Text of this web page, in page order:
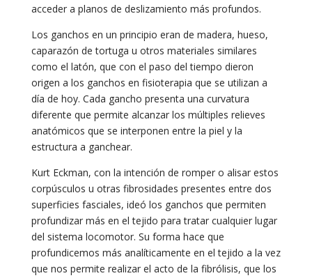
acceder a planos de deslizamiento más profundos.
Los ganchos en un principio eran de madera, hueso,
caparazón de tortuga u otros materiales similares
como el latón, que con el paso del tiempo dieron
origen a los ganchos en fisioterapia que se utilizan a
día de hoy. Cada gancho presenta una curvatura
diferente que permite alcanzar los múltiples relieves
anatómicos que se interponen entre la piel y la
estructura a ganchear.
Kurt Eckman, con la intención de romper o alisar estos
corpúsculos u otras fibrosidades presentes entre dos
superficies fasciales, ideó los ganchos que permiten
profundizar más en el tejido para tratar cualquier lugar
del sistema locomotor. Su forma hace que
profundicemos más analíticamente en el tejido a la vez
que nos permite realizar el acto de la fibrólisis, que los